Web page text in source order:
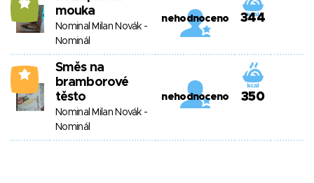
10
mouka
Nominal Milan Novák -
Nominál
nehodnoceno 344
4
Směs na
bramborové
těsto
Nominal Milan Novák -
Nominál
nehodnoceno 350